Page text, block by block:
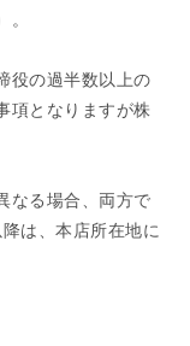
役の過半数以上の
項となりますが株
なる場合、両方で
は、本店所在地に